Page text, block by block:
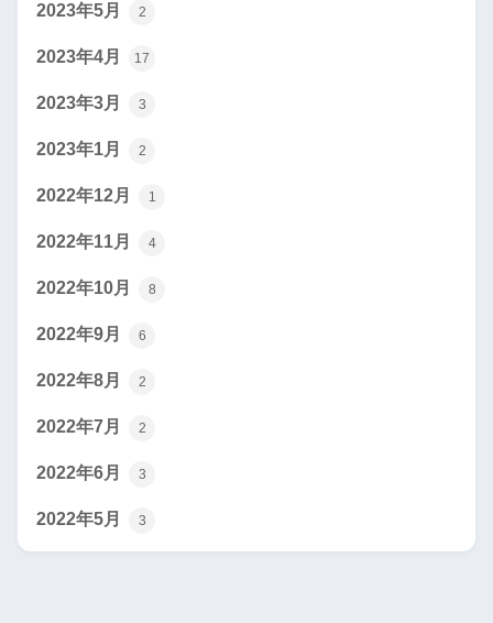
2023年5月 2
2023年4月 17
2023年3月 3
2023年1月 2
2022年12月 1
2022年11月 4
2022年10月 8
2022年9月 6
2022年8月 2
2022年7月 2
2022年6月 3
2022年5月 3